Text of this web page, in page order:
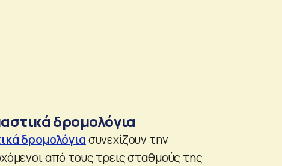
δρομολόγια
δρομολόγιασυνεχίζουν την
από τους τρεις σταθμούς της